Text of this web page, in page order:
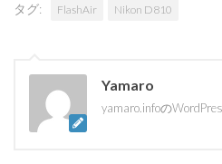
タグ: FlashAir Nikon D810
Yamaro
yamaro.infoの